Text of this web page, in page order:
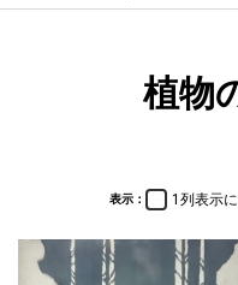
植物
表示： 1列表示